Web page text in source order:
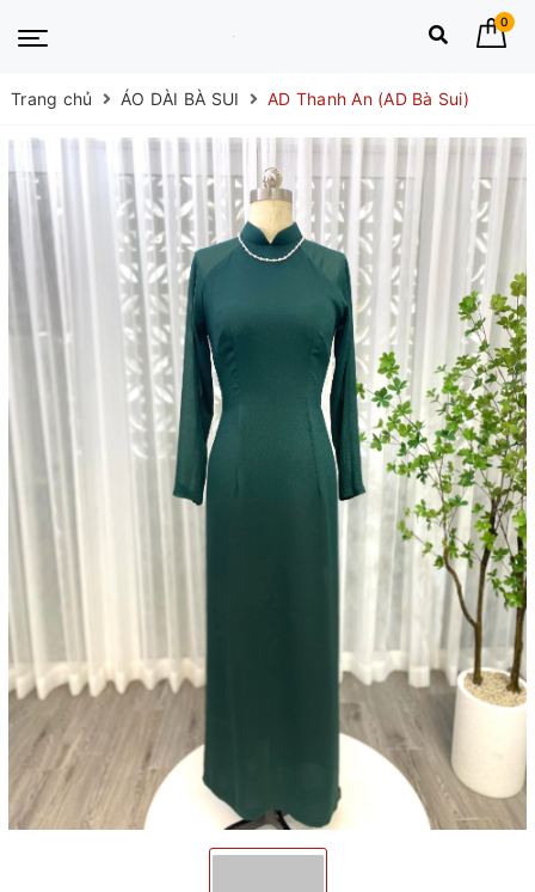
0
Trang chủ ÁO DÀI BÀ SUI AD Thanh An (AD Bà Sui)